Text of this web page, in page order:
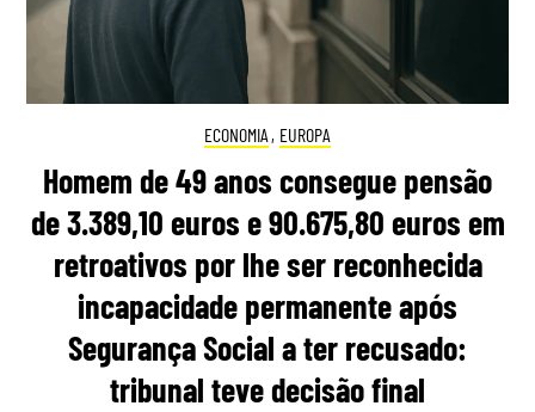
ECONOMIA , EUROPA
Homem de 49 anos consegue pensão
de 3.389,10 euros e 90.675,80 euros em
retroativos por lhe ser reconhecida
incapacidade permanente após
Segurança Social a ter recusado:
tribunal teve decisão final